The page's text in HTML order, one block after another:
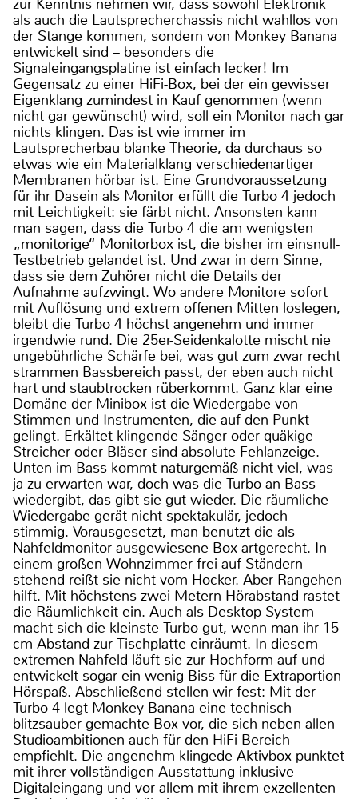
zur Kenntnis nehmen wir, dass sowohl Elektronik
als auch die Lautsprecherchassis nicht wahllos von
der Stange kommen, sondern von Monkey Banana
entwickelt sind – besonders die
Signaleingangsplatine ist einfach lecker! Im
Gegensatz zu einer HiFi-Box, bei der ein gewisser
Eigenklang zumindest in Kauf genommen (wenn
nicht gar gewünscht) wird, soll ein Monitor nach gar
nichts klingen. Das ist wie immer im
Lautsprecherbau blanke Theorie, da durchaus so
etwas wie ein Materialklang verschiedenartiger
Membranen hörbar ist. Eine Grundvoraussetzung
für ihr Dasein als Monitor erfüllt die Turbo 4 jedoch
mit Leichtigkeit: sie färbt nicht. Ansonsten kann
man sagen, dass die Turbo 4 die am wenigsten
„monitorige“ Monitorbox ist, die bisher im einsnull-
Testbetrieb gelandet ist. Und zwar in dem Sinne,
dass sie dem Zuhörer nicht die Details der
Aufnahme aufzwingt. Wo andere Monitore sofort
mit Auflösung und extrem offenen Mitten loslegen,
bleibt die Turbo 4 höchst angenehm und immer
irgendwie rund. Die 25er-Seidenkalotte mischt nie
ungebührliche Schärfe bei, was gut zum zwar recht
strammen Bassbereich passt, der eben auch nicht
hart und staubtrocken rüberkommt. Ganz klar eine
Domäne der Minibox ist die Wiedergabe von
Stimmen und Instrumenten, die auf den Punkt
gelingt. Erkältet klingende Sänger oder quäkige
Streicher oder Bläser sind absolute Fehlanzeige.
Unten im Bass kommt naturgemäß nicht viel, was
ja zu erwarten war, doch was die Turbo an Bass
wiedergibt, das gibt sie gut wieder. Die räumliche
Wiedergabe gerät nicht spektakulär, jedoch
stimmig. Vorausgesetzt, man benutzt die als
Nahfeldmonitor ausgewiesene Box artgerecht. In
einem großen Wohnzimmer frei auf Ständern
stehend reißt sie nicht vom Hocker. Aber Rangehen
hilft. Mit höchstens zwei Metern Hörabstand rastet
die Räumlichkeit ein. Auch als Desktop-System
macht sich die kleinste Turbo gut, wenn man ihr 15
cm Abstand zur Tischplatte einräumt. In diesem
extremen Nahfeld läuft sie zur Hochform auf und
entwickelt sogar ein wenig Biss für die Extraportion
Hörspaß. Abschließend stellen wir fest: Mit der
Turbo 4 legt Monkey Banana eine technisch
blitzsauber gemachte Box vor, die sich neben allen
Studioambitionen auch für den HiFi-Bereich
empfiehlt. Die angenehm klingede Aktivbox punktet
mit ihrer vollständigen Ausstattung inklusive
Digitaleingang und vor allem mit ihrem exzellenten